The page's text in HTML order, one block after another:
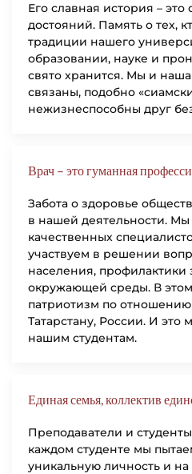
Его славная история –
достояний. Память о тех,
традиции нашего
образовании, науке и
свято хранится. Мы и
связаны, подобно
нежизнеспособны друг
Врач – это гуманная
Забота о здоровье
в нашей деятельности. Мы
качественных
участвуем в решении
населения,
окружающей среды. В
патриотизм по отношению
Татарстану, России. И это
нашим студентам.
Единая семья, коллектив
Преподаватели и
каждом студенте мы
уникальную личность и